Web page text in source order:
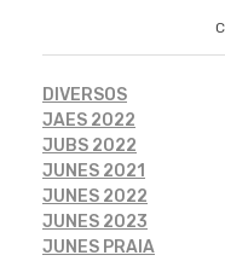
DIVERSOS
JAES 2022
JUBS 2022
JUNES 2021
JUNES 2022
JUNES 2023
JUNES PRAIA